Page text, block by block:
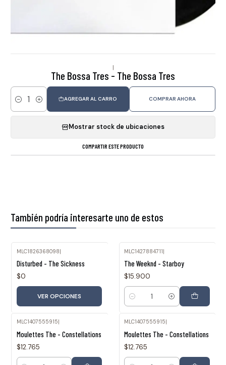
|
The Bossa Tres - The Bossa Tres
Cantidad
AGREGAR AL CARRO COMPRAR AHORA
Mostrar stock de ubicaciones
COMPARTIR ESTE PRODUCTO
También podría interesarte uno de estos
MLC1826368098|
Disturbed - The Sickness
$0
VER OPCIONES
MLC1427884711|
The Weeknd - Starboy
$15.900
Cantidad
MLC1407555915
Moulettes The - Constellations
$12.765
MLC1407555915
Moulettes The - Constellations
$12.765